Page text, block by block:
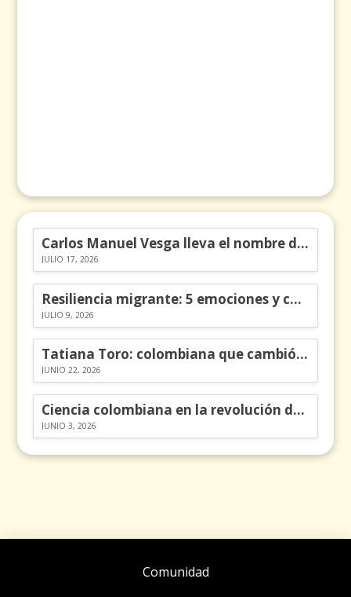
Carlos Manuel Vesga lleva el nombre de Colombia a los Emmy
JULIO 17, 2026
Resiliencia migrante: 5 emociones y cómo gestionarlas
JULIO 9, 2026
Tatiana Toro: colombiana que cambió la historia de las matemáticas
JUNIO 22, 2026
Ciencia colombiana en la revolución de los órganos en chips
JUNIO 3, 2026
Comunidad